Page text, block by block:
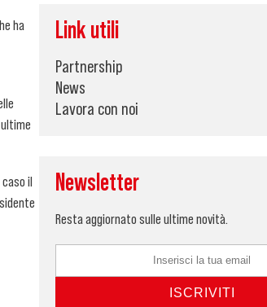
ha
il
Link utili
Partnership
News
Lavora con noi
Newsletter
Resta aggiornato sulle ultime novità.